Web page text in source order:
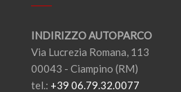
INDIRIZZO AUTOPARCO
Via Lucrezia Romana, 113
00043 - Ciampino (RM)
tel.: +39 06.79.32.0077